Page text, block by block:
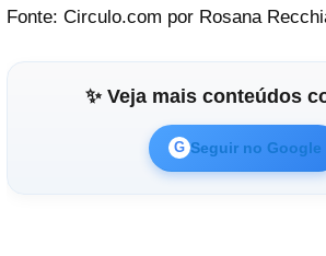
Fonte: Circulo.com por Rosana
✨ Veja mais conteúdos
G Seguir no Google